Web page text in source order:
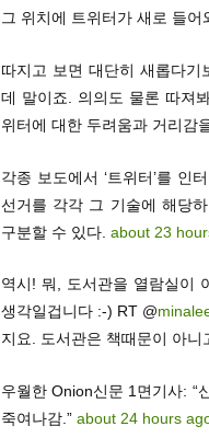
그 위치에 트위터가 새로 들어
따지고 보면 대단히 새롭다기
데 말이죠. 의의도 물론 따져
위터에 대한 두려움과 거리감
각종 보도에서 ‘트위터’를 인
선거를 각각 그 기술에 해당
구분할 수 있다. about 23
역시! 뭐, 도서관을 열람실이
생각일겁니다 :-) RT @
지요. 도서관은 책때문이 아
우월한 Onion신문 1면기사: “
죽여나감.” about 24 hours